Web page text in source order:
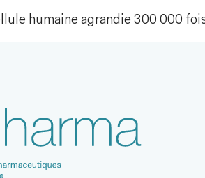
humaine agrandie 300 000